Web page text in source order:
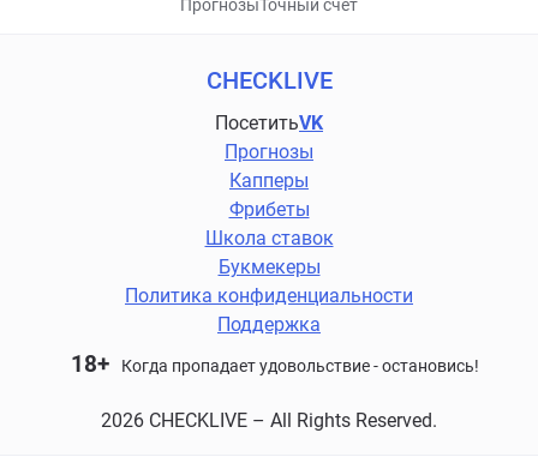
ПрогнозыТочный счет
CHECKLIVE
ПосетитьVK
Прогнозы
Капперы
Фрибеты
Школа ставок
Букмекеры
Политика конфиденциальности
Поддержка
18+ Когда пропадает удовольствие - остановись!
2026 CHECKLIVE – All Rights Reserved.